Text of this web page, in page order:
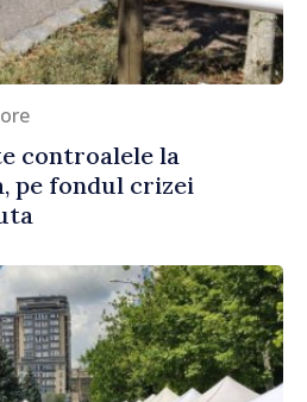
controalele la
pe fondul crizei